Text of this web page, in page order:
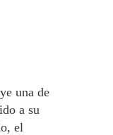
una de
a su
el